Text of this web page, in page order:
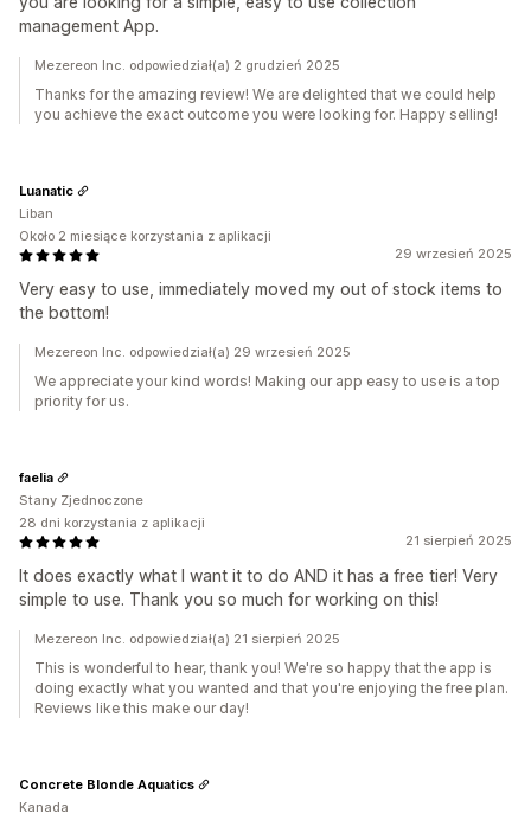
management App.
Mezereon Inc. odpowiedział(a) 2 grudzień 2025
Thanks for the amazing review! We are delighted that we could help
you achieve the exact outcome you were looking for. Happy selling!
29 wrzesień 2025
Very easy to use, immediately moved my out of stock items to
the bottom!
Luanatic
Liban
Około 2 miesiące korzystania z aplikacji
Mezereon Inc. odpowiedział(a) 29 wrzesień 2025
We appreciate your kind words! Making our app easy to use is a top
priority for us.
21 sierpień 2025
It does exactly what I want it to do AND it has a free tier! Very
simple to use. Thank you so much for working on this!
faelia
Stany Zjednoczone
28 dni korzystania z aplikacji
Mezereon Inc. odpowiedział(a) 21 sierpień 2025
This is wonderful to hear, thank you! We're so happy that the app is
doing exactly what you wanted and that you're enjoying the free plan.
Reviews like this make our day!
Concrete Blonde Aquatics
Kanada